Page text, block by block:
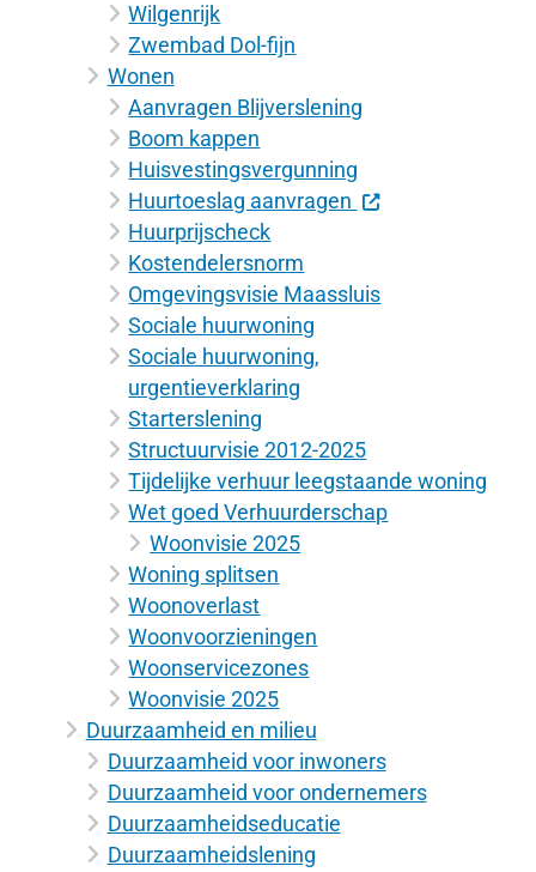
Wilgenrijk
Zwembad Dol-fijn
Wonen
Aanvragen Blijverslening
Boom kappen
Huisvestingsvergunning
Huurtoeslag aanvragen
Huurprijscheck
Kostendelersnorm
Omgevingsvisie Maassluis
Sociale huurwoning
Sociale huurwoning,
urgentieverklaring
Starterslening
Structuurvisie 2012-2025
Tijdelijke verhuur leegstaande woning
Wet goed Verhuurderschap
Woonvisie 2025
Woning splitsen
Woonoverlast
Woonvoorzieningen
Woonservicezones
Woonvisie 2025
Duurzaamheid en milieu
Duurzaamheid voor inwoners
Duurzaamheid voor ondernemers
Duurzaamheidseducatie
Duurzaamheidslening